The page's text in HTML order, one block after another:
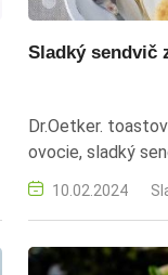
Sladký sendvič
Dr.Oetker.
ovocie, sladký
recept, rýchla
10.02.2024